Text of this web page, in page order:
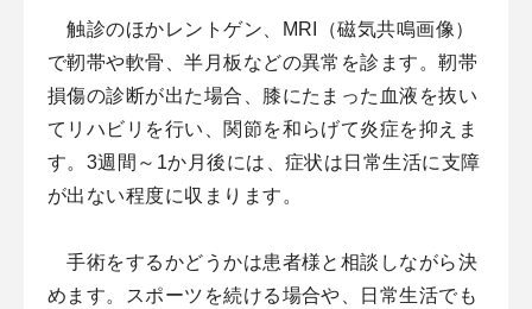
触診のほかレントゲン、MRI（磁気共鳴画像）
で靭帯や軟骨、半月板などの異常を診ます。靭帯
損傷の診断が出た場合、膝にたまった血液を抜い
てリハビリを行い、関節を和らげて炎症を抑えま
す。3週間～1か月後には、症状は日常生活に支障
が出ない程度に収まります。
手術をするかどうかは患者様と相談しながら決
めます。スポーツを続ける場合や、日常生活でも